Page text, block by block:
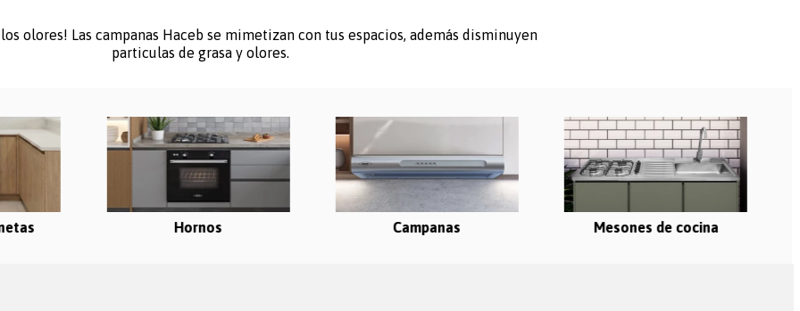
olores! Las campanas Haceb se mimetizan con tus espacios, además disminuyen
particulas de grasa y olores.
Hornos Campanas Mesones de cocina